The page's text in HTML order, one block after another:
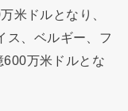
米ドルとなり、
ス、ベルギー、フ
万米ドルとな